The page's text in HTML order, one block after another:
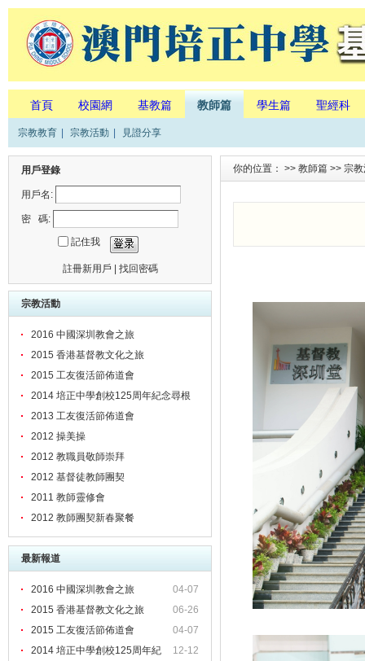
首頁 校園網 基教篇 教師篇 學生篇 聖經科
宗教教育 宗教活動 見證分享
用戶登錄
用戶名:
密 碼:
記住我
註冊新用戶 找回密碼
宗教活動
2016 中國深圳教會之旅
2015 香港基督教文化之旅
2015 工友復活節佈道會
2014 培正中學創校125周年紀念尋根
之旅
2013 工友復活節佈道會
2012 操美操
2012 教職員敬師崇拜
2012 基督徒教師團契
2011 教師靈修會
2012 教師團契新春聚餐
最新報道
04-07
2016 中國深圳教會之旅
06-26
2015 香港基督教文化之旅
04-07
2015 工友復活節佈道會
12-12
2014 培正中學創校125周年紀
你的位置： >> 教師篇 >> 宗